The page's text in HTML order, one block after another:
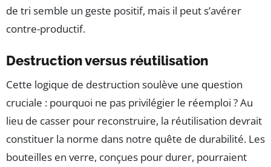
de tri semble un geste positif, mais il peut s’avérer
contre-productif.
Destruction versus réutilisation
Cette logique de destruction soulève une question
cruciale : pourquoi ne pas privilégier le réemploi ? Au
lieu de casser pour reconstruire, la réutilisation devrait
constituer la norme dans notre quête de durabilité. Les
bouteilles en verre, conçues pour durer, pourraient